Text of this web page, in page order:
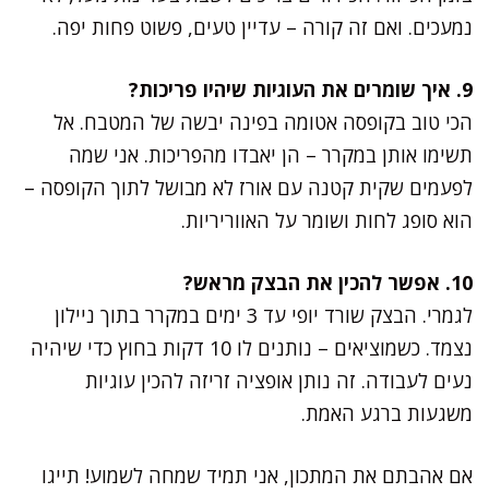
נמעכים. ואם זה קורה – עדיין טעים, פשוט פחות יפה.
9. איך שומרים את העוגיות שיהיו פריכות?
הכי טוב בקופסה אטומה בפינה יבשה של המטבח. אל
תשימו אותן במקרר – הן יאבדו מהפריכות. אני שמה
לפעמים שקית קטנה עם אורז לא מבושל לתוך הקופסה –
הוא סופג לחות ושומר על האווריריות.
10. אפשר להכין את הבצק מראש?
לגמרי. הבצק שורד יופי עד 3 ימים במקרר בתוך ניילון
נצמד. כשמוציאים – נותנים לו 10 דקות בחוץ כדי שיהיה
נעים לעבודה. זה נותן אופציה זריזה להכין עוגיות
משגעות ברגע האמת.
אם אהבתם את המתכון, אני תמיד שמחה לשמוע! תייגו